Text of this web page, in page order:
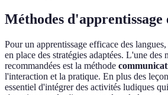
Méthodes d'apprentissage
Pour un apprentissage efficace des
en place des stratégies adaptées. L'une des
recommandées est la méthode
l'interaction et la pratique. En plus des
essentiel d'intégrer des activités ludiques